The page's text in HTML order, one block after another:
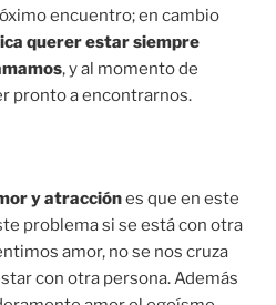
encuentro; en cambio
querer estar siempre
, y al momento de
pronto a encontrarnos.
y atracciónes que en este
problema si se está con otra
amor, no se nos cruza
con otra persona. Además